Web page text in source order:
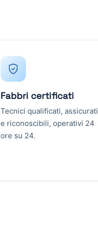
Fabbri certificati
Tecnici qualificati, assicurati
e riconoscibili, operativi 24
ore su 24.